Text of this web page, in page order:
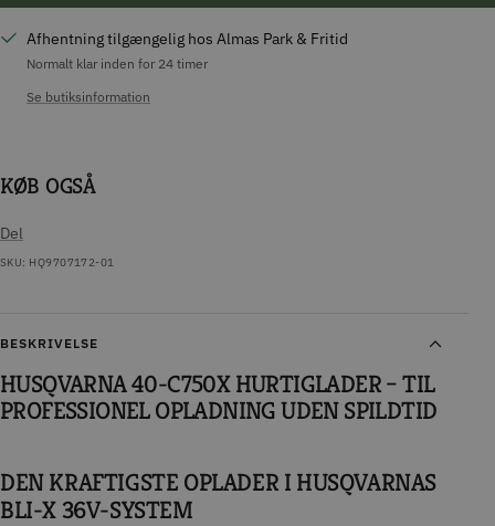
Afhentning tilgængelig hos Almas Park & Fritid
Normalt klar inden for 24 timer
Se butiksinformation
KØB OGSÅ
Del
SKU: HQ9707172-01
BESKRIVELSE
HUSQVARNA 40-C750X HURTIGLADER – TIL
PROFESSIONEL OPLADNING UDEN SPILDTID
DEN KRAFTIGSTE OPLADER I HUSQVARNAS
BLI-X 36V-SYSTEM